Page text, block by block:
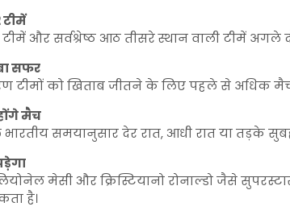
टीमें और सर्वश्रेष्ठ आठ तीसरे स्थान वाली टीमें अगले
सफर
टीमों को खिताब जीतने के लिए पहले से अधिक
मैच
समयानुसार देर रात, आधी रात या तड़के
मेसी और क्रिस्टियानो रोनाल्डो जैसे
है।